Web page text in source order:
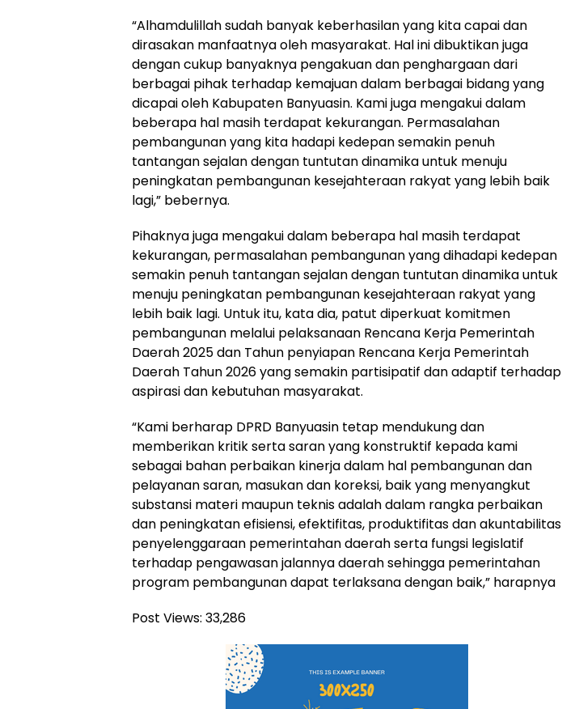
“Alhamdulillah sudah banyak keberhasilan yang kita capai dan
dirasakan manfaatnya oleh masyarakat. Hal ini dibuktikan juga
dengan cukup banyaknya pengakuan dan penghargaan dari
berbagai pihak terhadap kemajuan dalam berbagai bidang yang
dicapai oleh Kabupaten Banyuasin. Kami juga mengakui dalam
beberapa hal masih terdapat kekurangan. Permasalahan
pembangunan yang kita hadapi kedepan semakin penuh
tantangan sejalan dengan tuntutan dinamika untuk menuju
peningkatan pembangunan kesejahteraan rakyat yang lebih baik
lagi,” bebernya.
Pihaknya juga mengakui dalam beberapa hal masih terdapat
kekurangan, permasalahan pembangunan yang dihadapi kedepan
semakin penuh tantangan sejalan dengan tuntutan dinamika untuk
menuju peningkatan pembangunan kesejahteraan rakyat yang
lebih baik lagi. Untuk itu, kata dia, patut diperkuat komitmen
pembangunan melalui pelaksanaan Rencana Kerja Pemerintah
Daerah 2025 dan Tahun penyiapan Rencana Kerja Pemerintah
Daerah Tahun 2026 yang semakin partisipatif dan adaptif terhadap
aspirasi dan kebutuhan masyarakat.
“Kami berharap DPRD Banyuasin tetap mendukung dan
memberikan kritik serta saran yang konstruktif kepada kami
sebagai bahan perbaikan kinerja dalam hal pembangunan dan
pelayanan saran, masukan dan koreksi, baik yang menyangkut
substansi materi maupun teknis adalah dalam rangka perbaikan
dan peningkatan efisiensi, efektifitas, produktifitas dan akuntabilitas
penyelenggaraan pemerintahan daerah serta fungsi legislatif
terhadap pengawasan jalannya daerah sehingga pemerintahan
program pembangunan dapat terlaksana dengan baik,” harapnya
Post Views: 33,286